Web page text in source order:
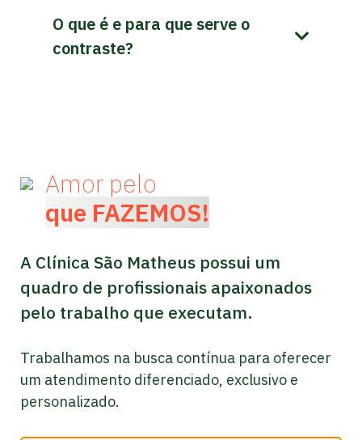
O que é e para que serve o
contraste?
Amor pelo
que FAZEMOS!
A Clínica São Matheus possui um
quadro de profissionais apaixonados
pelo trabalho que executam.
Trabalhamos na busca contínua para oferecer
um atendimento diferenciado, exclusivo e
personalizado.